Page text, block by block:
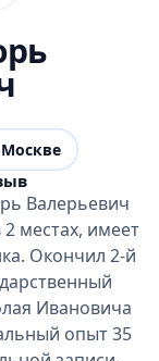
Валерьевич
местах, имеет
Окончил 2-й
Ивановича
опыт 35